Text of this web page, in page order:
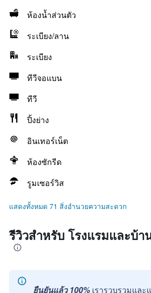
ห้องน้ำส่วนตัว
ระเบียง/ลาน
ระเบียง
ทีวีจอแบน
ทีวี
ปิ้งย่าง
อินเทอร์เน็ต
ห้องซักรีด
รูมเซอร์วิส
แสดงทั้งหมด 71 สิ่งอำนวยความสะดวก
รีวิวสำหรับ โรงแรมและบ้า
ยืนยันแล้ว 100% เรารวบรวมและ